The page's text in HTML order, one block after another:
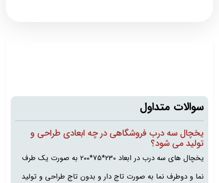
سوالات متداول
یخچال سه درب فروشگاهی در چه ابعادی طراحی و
تولید می شود؟
یخچال های سه درب در ابعاد 230*75*200 به صورت یک طرف
نما و دوطرف نما به صورت تاج دار و بدون تاج طراحی و تولید